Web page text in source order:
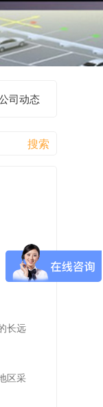
司动态
长远
区采